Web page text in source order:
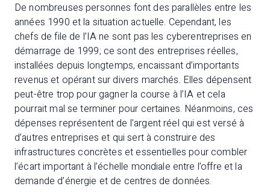
De nombreuses personnes font des parallèles entre les
années 1990 et la situation actuelle. Cependant, les
chefs de file de l’IA ne sont pas les cyberentreprises en
démarrage de 1999; ce sont des entreprises réelles,
installées depuis longtemps, encaissant d’importants
revenus et opérant sur divers marchés. Elles dépensent
peut-être trop pour gagner la course à l’IA et cela
pourrait mal se terminer pour certaines. Néanmoins, ces
dépenses représentent de l’argent réel qui est versé à
d’autres entreprises et qui sert à construire des
infrastructures concrètes et essentielles pour combler
l’écart important à l’échelle mondiale entre l’offre et la
demande d’énergie et de centres de données.